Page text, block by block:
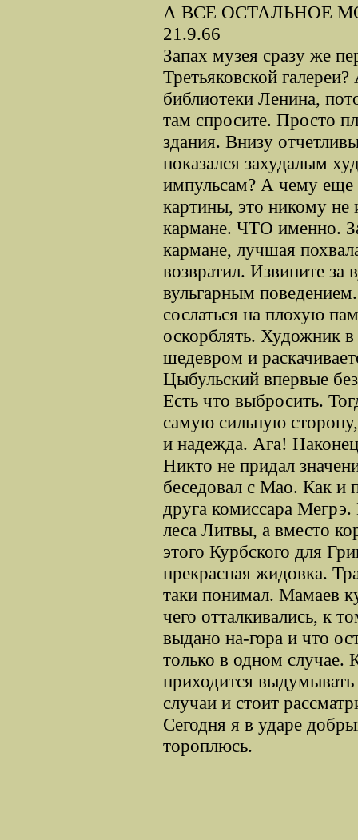
А ВСЕ ОСТАЛЬНОЕ
21.9.66
Запах музея сразу же
Третьяковской
библиотеки Ленина,
там спросите. Просто
здания. Внизу
показался захудалым
импульсам? А чему еще
картины, это никому не
кармане. ЧТО именно.
кармане, лучшая
возвратил. Извините за
вульгарным
сослаться на плохую
оскорблять. Художник
шедевром и
Цыбульский впервые
Есть что выбросить.
самую сильную
и надежда. Ага!
Никто не придал
беседовал с Мао. Как и
друга комиссара
леса Литвы, а вместо
этого Курбского для
прекрасная жидовка.
таки понимал. Мамаев
чего отталкивались, к
выдано на-гора и что
только в одном случае.
приходится
случаи и стоит
Сегодня я в ударе
тороплюсь.